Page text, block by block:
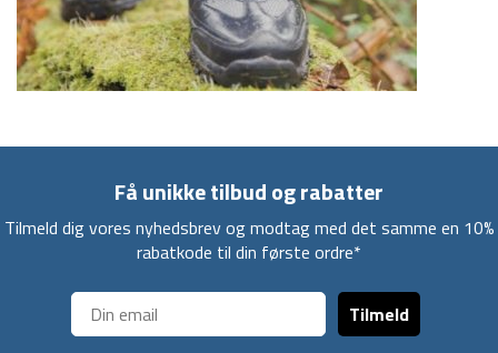
Få unikke tilbud og rabatter
Tilmeld dig vores nyhedsbrev og modtag med det samme en 10%
rabatkode til din første ordre*
Tilmeld